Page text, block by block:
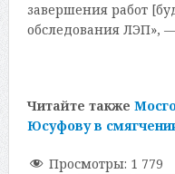
завершения работ
обследования ЛЭП»,
Читайте также
Юсуфову в
Просмотры: 1 779